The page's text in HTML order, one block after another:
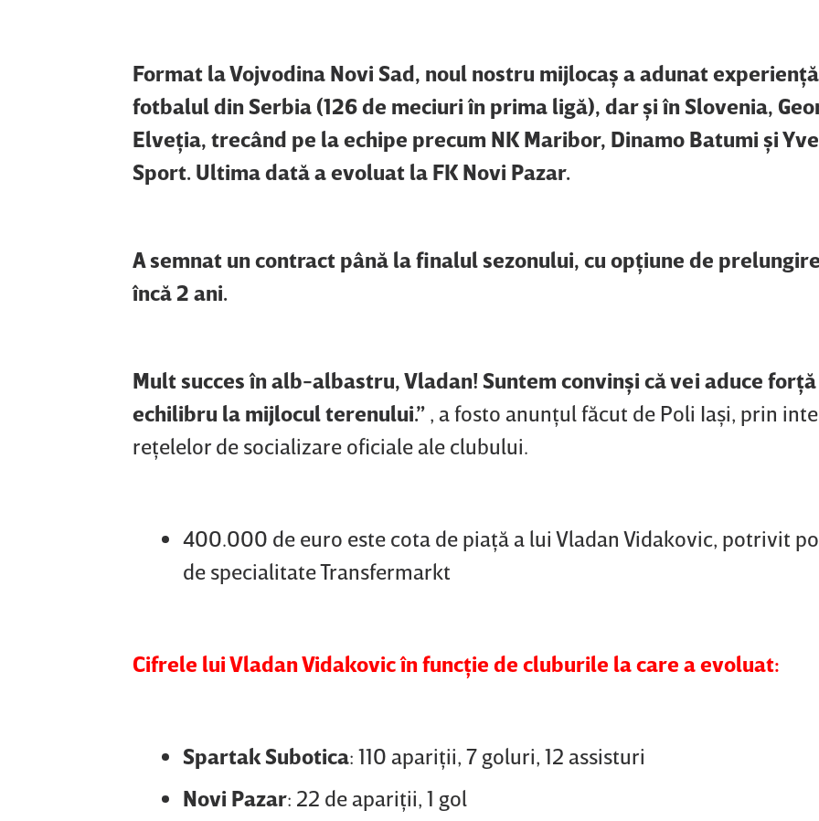
Format la Vojvodina Novi Sad, noul nostru mijlocaş a adunat
fotbalul din Serbia (126 de meciuri în prima ligă), dar şi în Slovenia,
Elveţia, trecând pe la echipe precum NK Maribor, Dinamo Batumi şi
Sport. Ultima dată a evoluat la FK Novi Pazar.
A semnat un contract până la finalul sezonului, cu opţiune de
încă 2 ani.
Mult succes în alb-albastru, Vladan! Suntem convinşi că vei aduce forţă
echilibru la mijlocul terenului.” , a fosto anunţul făcut de Poli Iaşi, prin
reţelelor de socializare oficiale ale clubului.
400.000 de euro este cota de piaţă a lui Vladan Vidakovic, potrivit
de specialitate Transfermarkt
Cifrele lui Vladan Vidakovic în funcţie de cluburile la care a evoluat:
Spartak Subotica: 110 apariţii, 7 goluri, 12 assisturi
Novi Pazar: 22 de apariţii, 1 gol